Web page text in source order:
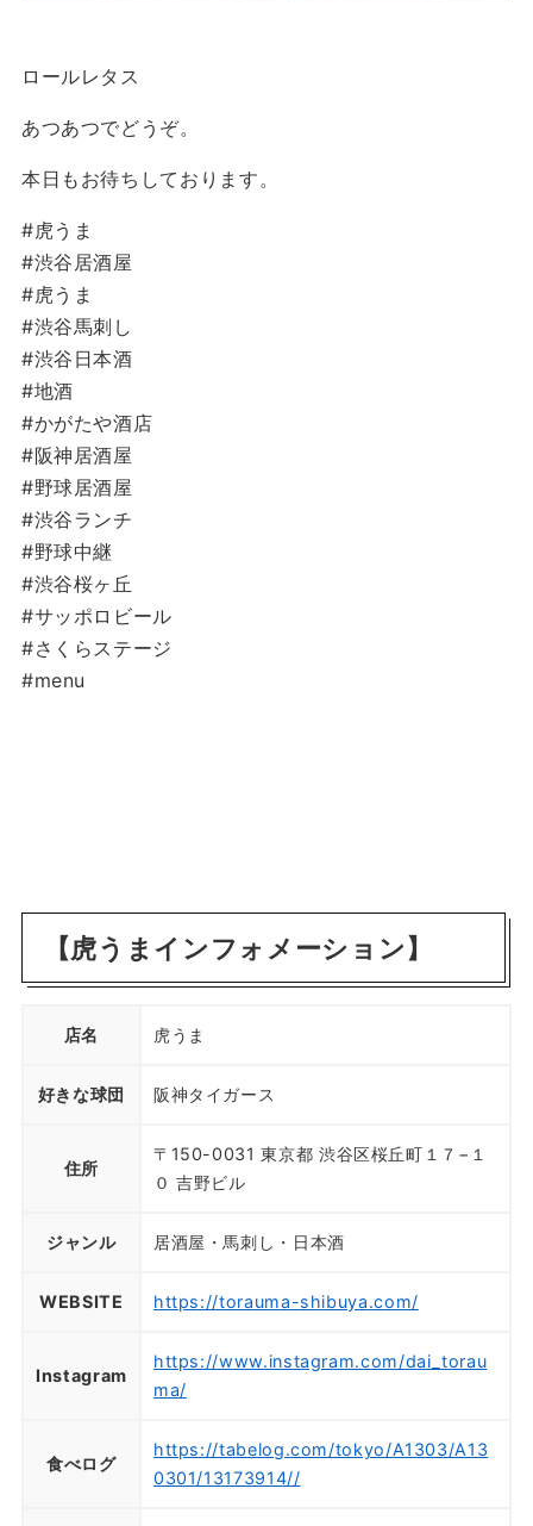
ロールレタス
あつあつでどうぞ。
本日もお待ちしております。
#虎うま
#渋谷居酒屋
#虎うま
#渋谷馬刺し
#渋谷日本酒
#地酒
#かがたや酒店
#阪神居酒屋
#野球居酒屋
#渋谷ランチ
#野球中継
#渋谷桜ヶ丘
#サッポロビール
#さくらステージ
#menu
【虎うまインフォメーション】
店名 虎うま
好きな球団 阪神タイガース
住所
〒150-0031 東京都 渋谷区桜丘町１７−１
０ 吉野ビル
ジャンル 居酒屋・馬刺し・日本酒
WEBSITE https://torauma-shibuya.com/
Instagram
https://www.instagram.com/dai_torau
ma/
食べログ
https://tabelog.com/tokyo/A1303/A13
0301/13173914//